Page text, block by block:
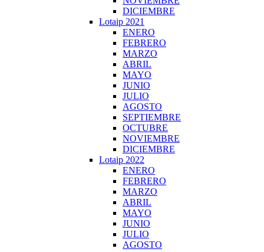
DICIEMBRE
Lotaip 2021
ENERO
FEBRERO
MARZO
ABRIL
MAYO
JUNIO
JULIO
AGOSTO
SEPTIEMBRE
OCTUBRE
NOVIEMBRE
DICIEMBRE
Lotaip 2022
ENERO
FEBRERO
MARZO
ABRIL
MAYO
JUNIO
JULIO
AGOSTO